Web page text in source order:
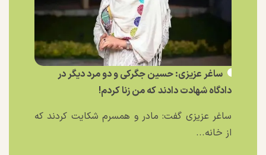
ساغر عزیزی: حسین جگرکی و دو مرد دیگر در
دادگاه شهادت دادند که من زنا کردم!
ساغر عزیزی گفت: مادر و همسرم شکایت کردند که
از خانه...